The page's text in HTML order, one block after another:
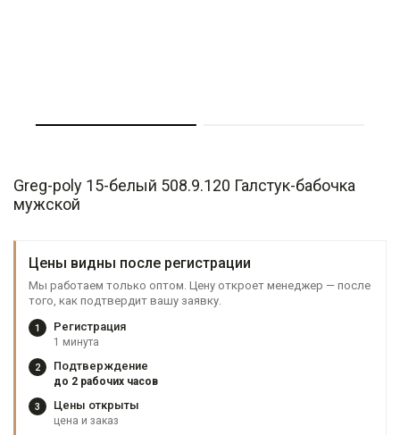
Greg-poly 15-белый 508.9.120 Галстук-бабочка
мужской
Цены видны после регистрации
Мы работаем только оптом. Цену откроет менеджер — после
того, как подтвердит вашу заявку.
1 Регистрация
1 минута
2 Подтверждение
до 2 рабочих часов
3 Цены открыты
цена и заказ